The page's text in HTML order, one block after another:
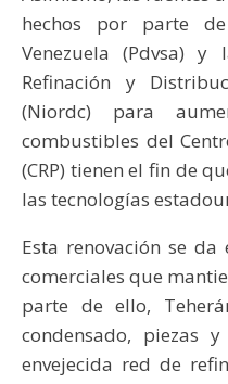
hechos por parte
Venezuela (Pdvsa) y
Refinación y
(Niordc) para
combustibles del
(CRP) tienen el fin de
las tecnologías
Esta renovación se
comerciales que
parte de ello,
condensado, piezas
envejecida red de